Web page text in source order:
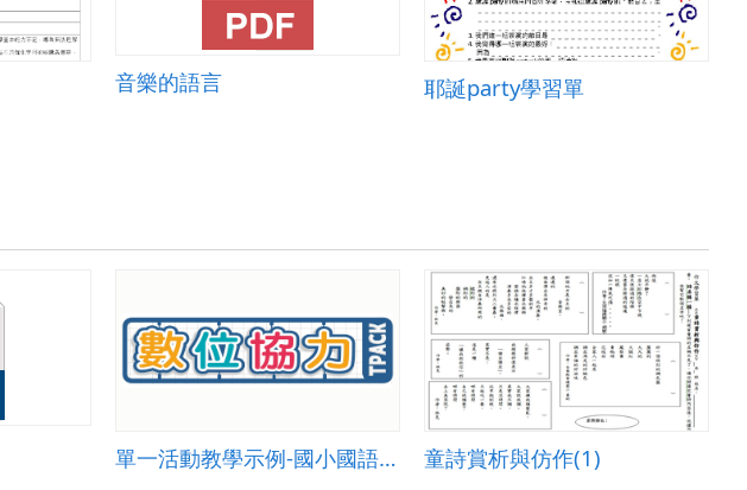
音樂的語言 耶誕party學習單
單一活動教學示例-國小國語 004 童詩賞析與仿作(1)